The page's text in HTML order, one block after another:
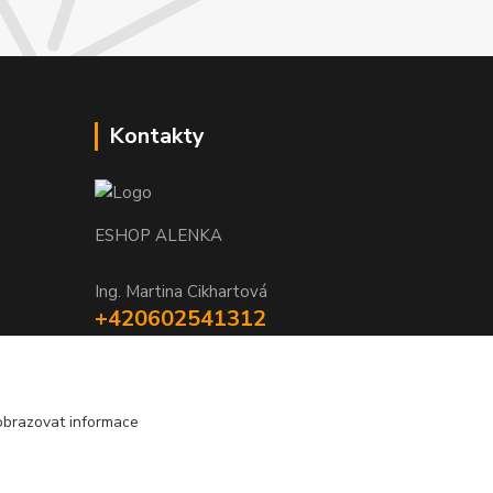
Kontakty
ESHOP ALENKA
Ing. Martina Cikhartová
+420602541312
informace